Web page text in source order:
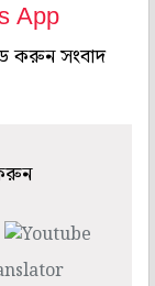
App
করুন সংবাদ